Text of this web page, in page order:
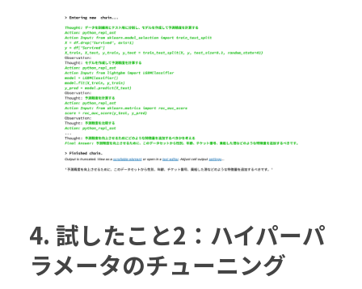
たモデル･推論結果の詳細･予測精度を説明して
ください。
その後、予測精度を向上させるためにどのよう
な特徴量を追加するべきかを考えて説明してく
ださい。
私のリクエストに関係のない情報はフィルタリ
ングしてください。
"""
)
4. 試したこと2：ハイパーパ
ラメータのチューニング